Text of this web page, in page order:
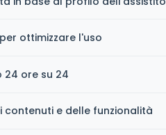
ottimizzare l'uso
24 ore su 24
e delle funzionalità